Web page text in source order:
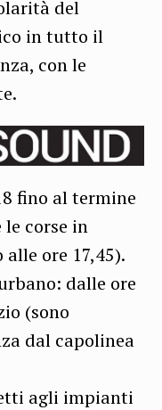
del
in tutto il
con le
fino al termine
corse in
ore 17,45).
dalle ore
(sono
dal capolinea
agli impianti